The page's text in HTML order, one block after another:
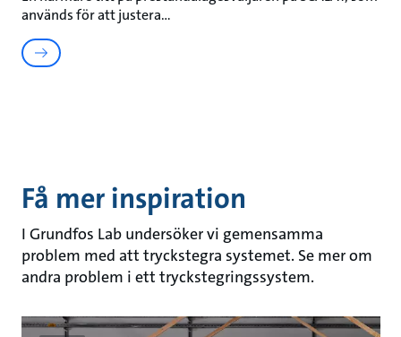
används för att justera
Få mer inspiration
I Grundfos Lab undersöker vi gemensamma
problem med att tryckstegra systemet. Se mer om
andra problem i ett tryckstegringssystem.